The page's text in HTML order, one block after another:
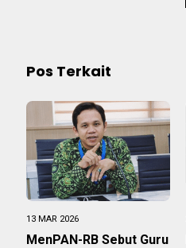
Pos Terkait
13 MAR 2026
MenPAN-RB Sebut Guru